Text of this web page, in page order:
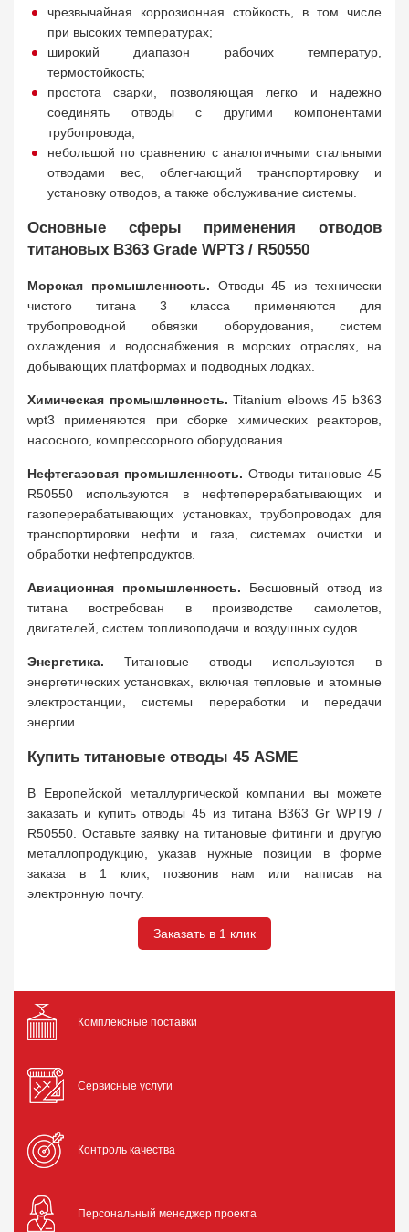
чрезвычайная коррозионная стойкость, в том числе
при высоких температурах;
широкий диапазон рабочих температур,
термостойкость;
простота сварки, позволяющая легко и надежно
соединять отводы с другими компонентами
трубопровода;
небольшой по сравнению с аналогичными стальными
отводами вес, облегчающий транспортировку и
установку отводов, а также обслуживание системы.
Основные сферы применения отводов
титановых B363 Grade WPT3 / R50550
Морская промышленность. Отводы 45 из технически
чистого титана 3 класса применяются для
трубопроводной обвязки оборудования, систем
охлаждения и водоснабжения в морских отраслях, на
добывающих платформах и подводных лодках.
Химическая промышленность. Titanium elbows 45 b363
wpt3 применяются при сборке химических реакторов,
насосного, компрессорного оборудования.
Нефтегазовая промышленность. Отводы титановые 45
R50550 используются в нефтеперерабатывающих и
газоперерабатывающих установках, трубопроводах для
транспортировки нефти и газа, системах очистки и
обработки нефтепродуктов.
Авиационная промышленность. Бесшовный отвод из
титана востребован в производстве самолетов,
двигателей, систем топливоподачи и воздушных судов.
Энергетика. Титановые отводы используются в
энергетических установках, включая тепловые и атомные
электростанции, системы переработки и передачи
энергии.
Купить титановые отводы 45 ASME
В Европейской металлургической компании вы можете
заказать и купить отводы 45 из титана B363 Gr WPT9 /
R50550. Оставьте заявку на титановые фитинги и другую
металлопродукцию, указав нужные позиции в форме
заказа в 1 клик, позвонив нам или написав на
электронную почту.
Заказать в 1 клик
Комплексные поставки
Сервисные услуги
Контроль качества
Персональный менеджер проекта